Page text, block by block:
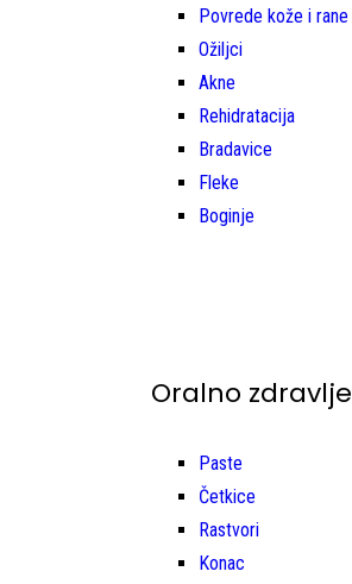
Povrede kože i rane
Ožiljci
Akne
Rehidratacija
Bradavice
Fleke
Boginje
Oralno zdravlje
Paste
Četkice
Rastvori
Konac